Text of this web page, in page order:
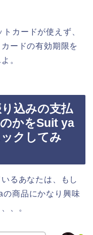
カードが使えず、
ードの有効期限を
。
込みの支払
かをSuit ya
クしてみ
るあなたは、もし
商品にかなり興味
、。